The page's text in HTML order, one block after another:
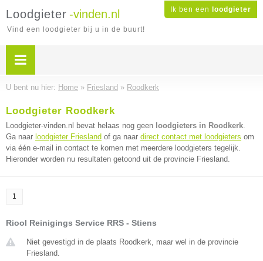
Ik ben een loodgieter
Loodgieter -vinden.nl
Vind een loodgieter bij u in de buurt!
U bent nu hier: Home » Friesland » Roodkerk
Loodgieter Roodkerk
Loodgieter-vinden.nl bevat helaas nog geen loodgieters in Roodkerk.
Ga naar loodgieter Friesland of ga naar direct contact met loodgieters om
via één e-mail in contact te komen met meerdere loodgieters tegelijk.
Hieronder worden nu resultaten getoond uit de provincie Friesland.
1
Riool Reinigings Service RRS - Stiens
Niet gevestigd in de plaats Roodkerk, maar wel in de provincie
Friesland.